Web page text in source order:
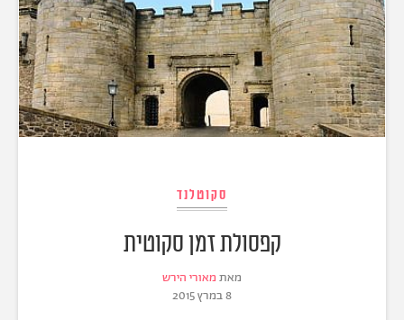
סקוטלנד
קפסולת זמן סקוטית
מאת מאורי הירש
8 במרץ 2015